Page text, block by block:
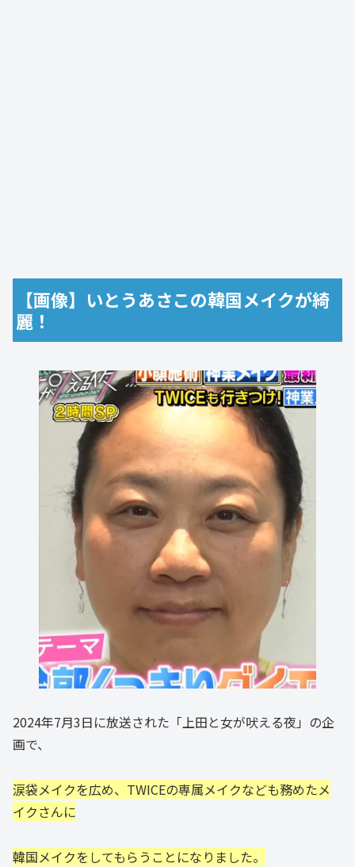
【画像】いとうあさこの韓国メイクが綺
麗！
2024年7月3日に放送された「上田と女が吠える夜」の企
画で、
涙袋メイクを広め、TWICEの専属メイクなども務めたメ
イクさんに
韓国メイクをしてもらうことになりました。